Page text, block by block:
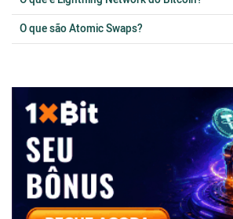
O que são Atomic Swaps?